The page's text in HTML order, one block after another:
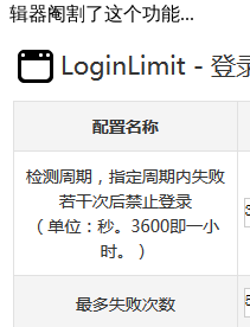
辑器阉割了这个功能...